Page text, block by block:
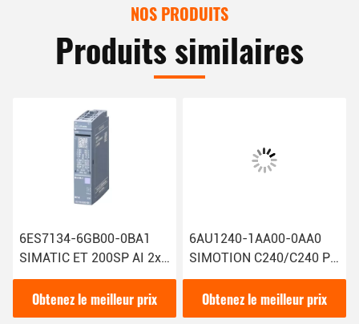
NOS PRODUITS
Produits similaires
6GB00-0BA1
ET 200SP AI 2xI
d'entrée
Siemens avec
le meilleur prix
6AU1240-1AA00-0AA0
SIMOTION C240/C240 PN
Contrôleur de mouvement
Siemens Technologie de
pointe
Obtenez le meilleur prix
Siemens
Port
modèle